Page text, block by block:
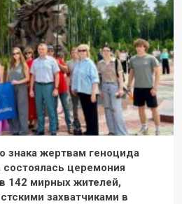
знака жертвам геноцида
состоялась церемония
142 мирных жителей,
захватчиками в